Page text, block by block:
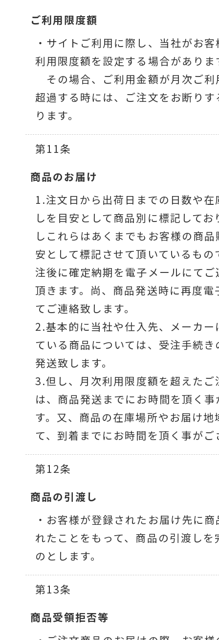
ご利用限度額
・サイトご利用に際し、当社がお
利用限度額を設定する場合がありま
その場合、ご利用金額が月次ご利
超過する時には、ご注文をお断り
ります。
第11条
商品のお届け
1.注文日から出荷日までの日数や
しを目安として商品別に標記してお
しこれらはあくまでもお客様の商
安として標記させて頂いているもの
注後に確定納期を電子メールにて
頂きます。尚、商品発送時に再度電
てご連絡致します。
2.基本的に当社や仕入先、メーカー
ている商品については、受注手続
発送致します。
3.但し、月次利用限度額を超えたご
は、商品発送までにお時間を頂く
す。又、商品の在庫場所やお届け地
て、到着までにお時間を頂く事がご
第12条
商品の引渡し
・お客様が登録されたお届け先に
れたことをもって、商品の引渡しを
のとします。
第13条
商品受領拒否等